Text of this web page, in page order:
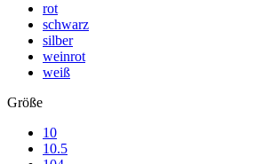
rot
schwarz
silber
weinrot
weiß
Größe
10
10.5